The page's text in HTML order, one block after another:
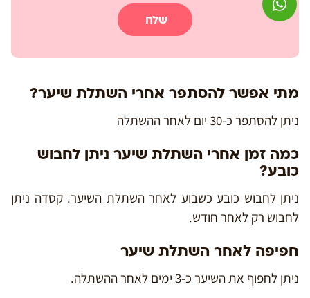
שלח
מתי אפשר להסתפר אחרי השתלת שיער?
ניתן להסתפר כ-30 יום לאחר ההשתלה
כמה זמן אחרי השתלת שיער ניתן לחבוש
כובע?
ניתן לחבוש כובע כשבוע לאחר השתלת השיער. קסדה ניתן
לחבוש רק לאחר חודש.
חפיפה לאחר השתלת שיער
ניתן לחפוף את השיער כ-3 ימים לאחר ההשתלה.